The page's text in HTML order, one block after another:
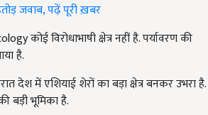
जवाब, पढ़ें पूरी ख़बर
कोई विरोधाभाषी क्षेत्र नहीं है. पर्यावरण की
है.
देश में एशियाई शेरों का बड़ा क्षेत्र बनकर उभरा है.
बड़ी भूमिका है.